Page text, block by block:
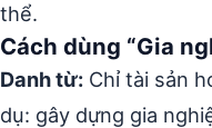
thể.
Cách dùng “Gia
Danh từ: Chỉ tài sản
dụ: gây dựng gia